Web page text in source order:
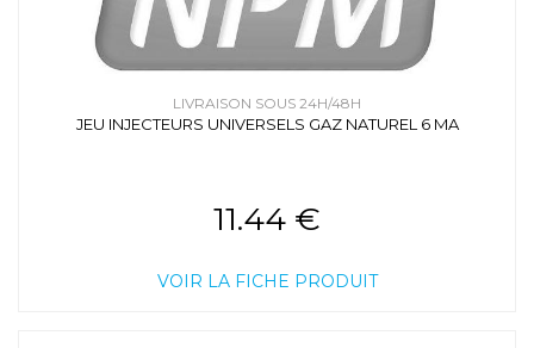
LIVRAISON SOUS 24H/48H
JEU INJECTEURS UNIVERSELS GAZ NATUREL 6 MA
11.44 €
VOIR LA FICHE PRODUIT